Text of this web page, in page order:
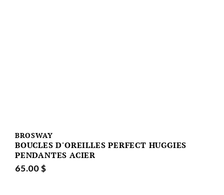
BROSWAY
BOUCLES D'OREILLES PERFECT HUGGIES
PENDANTES ACIER
65.00 $